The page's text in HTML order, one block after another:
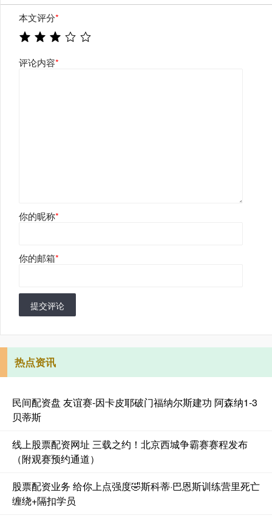
本文评分*
评论内容*
你的昵称*
你的邮箱*
提交评论
热点资讯
民间配资盘 友谊赛-因卡皮耶破门福纳尔斯建功 阿森纳1-3
贝蒂斯
线上股票配资网址 三载之约！北京西城争霸赛赛程发布
（附观赛预约通道）
股票配资业务 给你上点强度🤣斯科蒂·巴恩斯训练营里死亡
缠绕+隔扣学员